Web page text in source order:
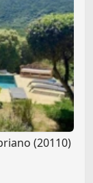
(20110)